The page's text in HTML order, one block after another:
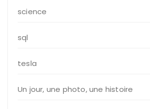
science
sql
tesla
Un jour, une photo, une histoire